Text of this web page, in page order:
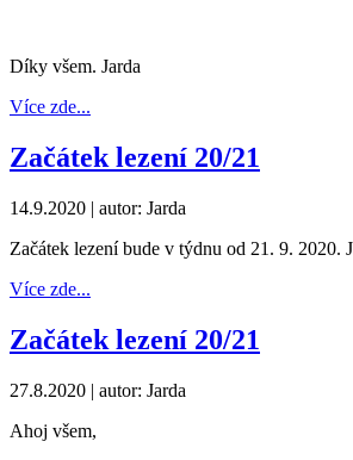
Díky všem. Jarda
Více zde...
Začátek lezení 20/21
14.9.2020 | autor: Jarda
Začátek lezení bude v týdnu od 21. 9. 2020.
Více zde...
Začátek lezení 20/21
27.8.2020 | autor: Jarda
Ahoj všem,